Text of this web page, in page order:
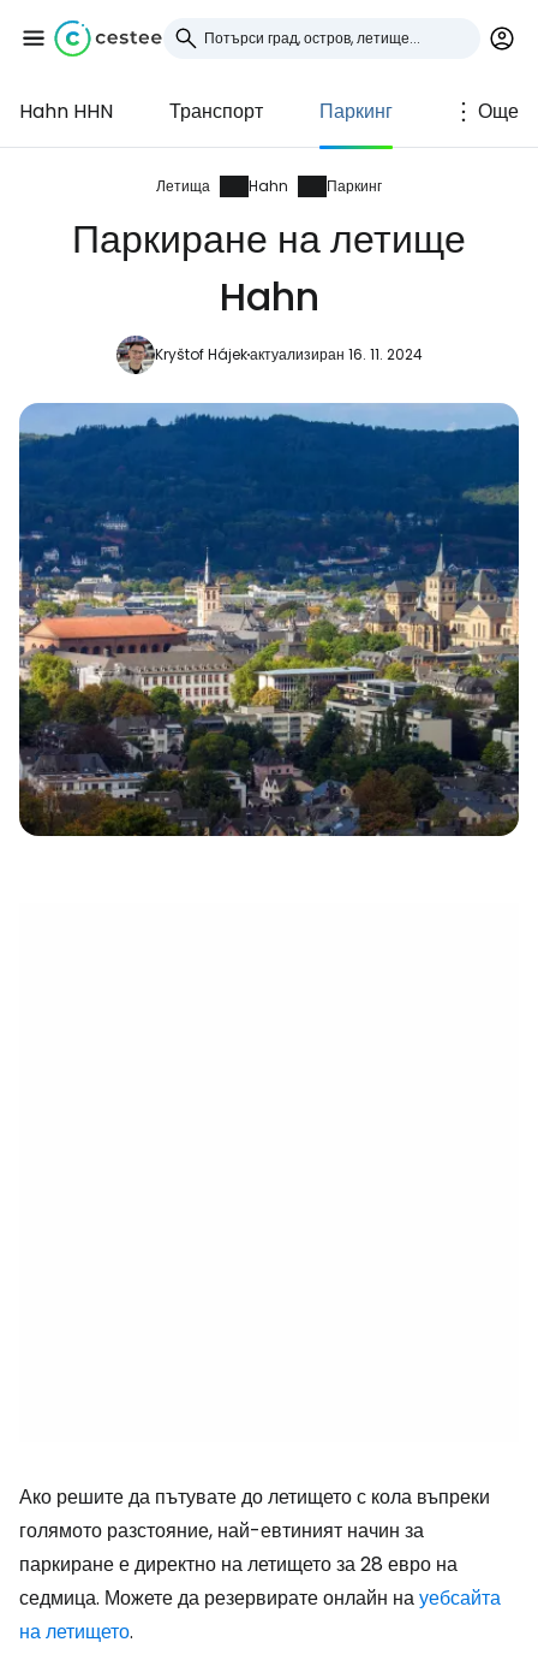
Hahn HHN Транспорт Паркинг Още
Летища Hahn Паркинг
Паркиране на летище
Hahn
Kryštof Hájekактуализиран 16. 11. 2024
Ако решите да пътувате до летището с кола въпреки
голямото разстояние, най-евтиният начин за
паркиране е директно на летището за 28 евро на
седмица. Можете да резервирате онлайн науебсайта
на летището.
Влезте в Cestee
... световната общност на туристите
Продължете с Google
Продължете с Facebook